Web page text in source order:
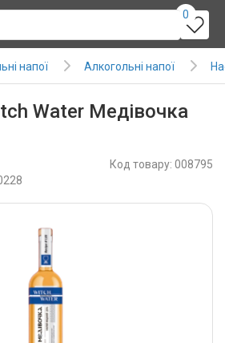
0
напої Алкогольні напої
Water Медівочка
Код товару: 008795